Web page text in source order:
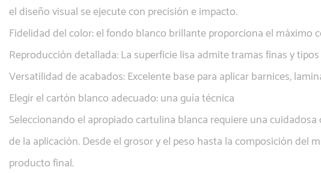
el diseño visual se ejecute con precisión e impacto.
Fidelidad del color: el fondo blanco brillante proporciona el máximo
Reproducción detallada: La superficie lisa admite tramas finas y
Versatilidad de acabados: Excelente base para aplicar barnices,
Elegir el cartón blanco adecuado: una guía técnica
Seleccionando el apropiadocartulina blanca requiere una
de la aplicación. Desde el grosor y el peso hasta la composición
producto final.